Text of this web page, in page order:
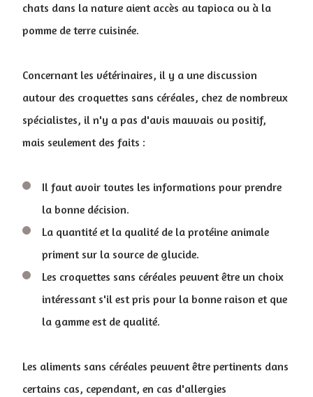
chats dans la nature aient accès au tapioca ou à la
pomme de terre cuisinée.
Concernant les vétérinaires, il y a une discussion
autour des croquettes sans céréales, chez de nombreux
spécialistes, il n'y a pas d'avis mauvais ou positif,
mais seulement des faits :
Il faut avoir toutes les informations pour prendre
la bonne décision.
La quantité et la qualité de la protéine animale
priment sur la source de glucide.
Les croquettes sans céréales peuvent être un choix
intéressant s'il est pris pour la bonne raison et que
la gamme est de qualité.
Les aliments sans céréales peuvent être pertinents dans
certains cas, cependant, en cas d'allergies